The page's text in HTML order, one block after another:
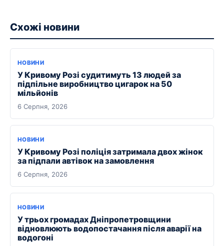
Схожі новини
НОВИНИ
У Кривому Розі судитимуть 13 людей за
підпільне виробництво цигарок на 50
мільйонів
6 Серпня, 2026
НОВИНИ
У Кривому Розі поліція затримала двох жінок
за підпали автівок на замовлення
6 Серпня, 2026
НОВИНИ
У трьох громадах Дніпропетровщини
відновлюють водопостачання після аварії на
водогоні